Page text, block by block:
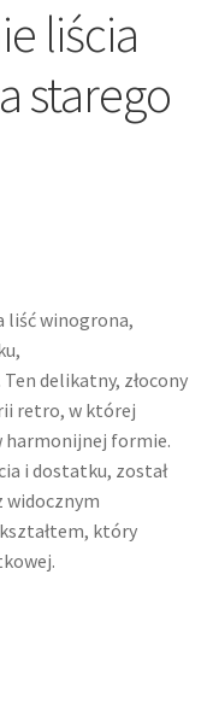
liścia
starego
liść winogrona,
delikatny, złocony
retro, w której
harmonijnej formie.
i dostatku, został
widocznym
który